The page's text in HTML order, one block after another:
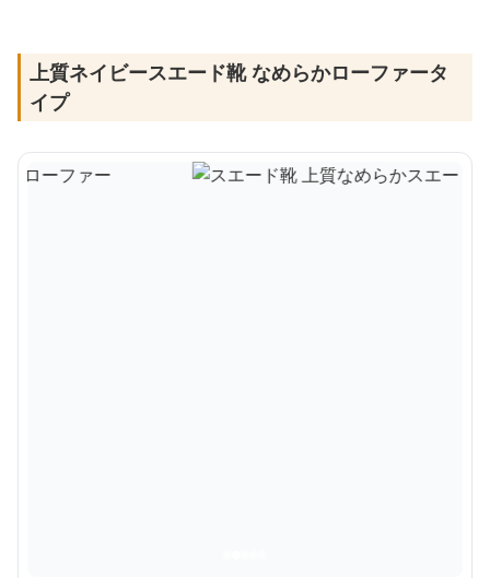
上質ネイビースエード靴 なめらかローファータ
イプ